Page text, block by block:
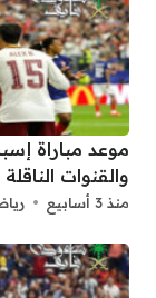
والقنوات
منذ 3 أسابيع